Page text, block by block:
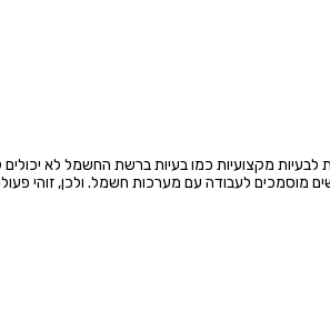
לבעיות מקצועיות כמו בעיות ברשת החשמל לא
מוסמכים לעבודה עם מערכות חשמל. ולכן, זוהי